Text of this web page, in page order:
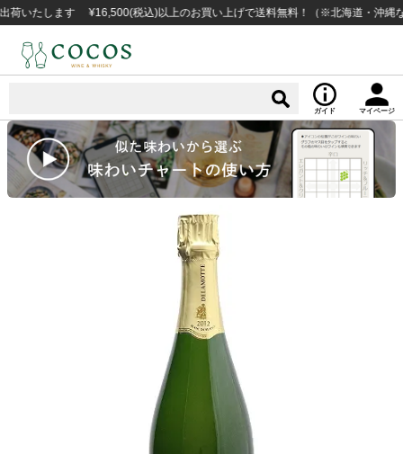
します ¥16,500(税込)以上のお買い上げで送料無料！（※北海道・沖縄など一
ガイド マイページ